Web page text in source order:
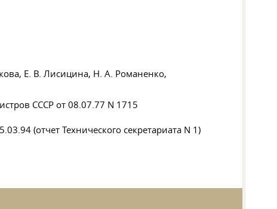
, Е. В. Лисицина, Н. А. Романенко,
СССР от 08.07.77 N 1715
(отчет Технического секретариата N 1)